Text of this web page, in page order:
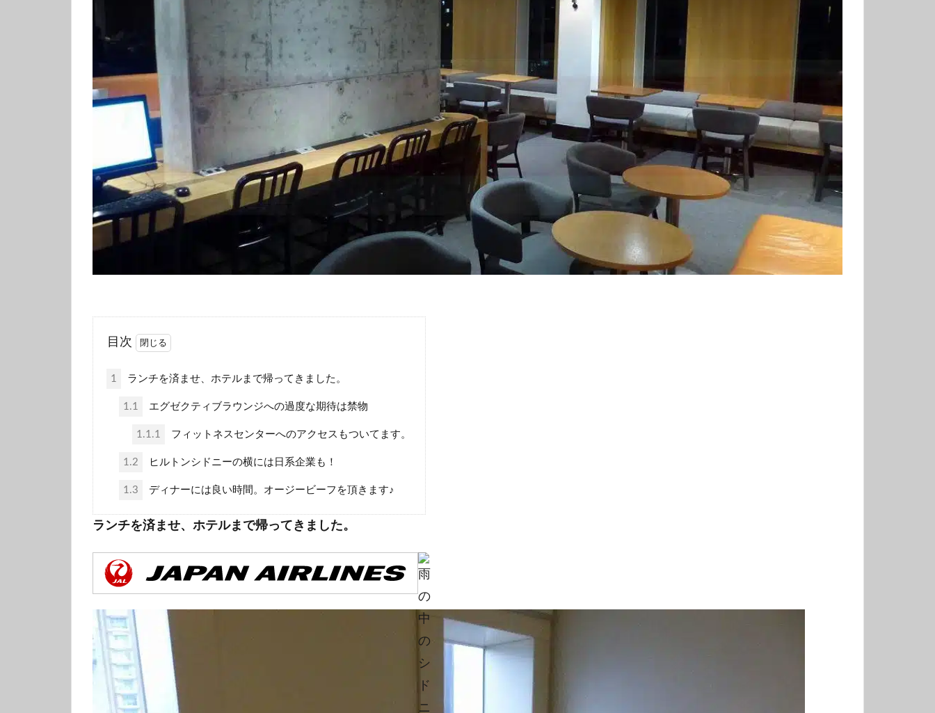
目次
1 ランチを済ませ、ホテルまで帰ってきました。
1.1 エグゼクティブラウンジへの過度な期待は禁物
1.1.1 フィットネスセンターへのアクセスもついてます。
1.2 ヒルトンシドニーの横には日系企業も！
1.3 ディナーには良い時間。オージービーフを頂きます♪
ランチを済ませ、ホテルまで帰ってきました。